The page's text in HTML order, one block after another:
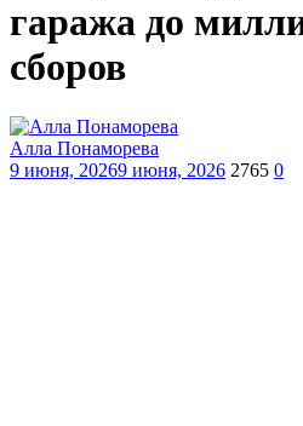
гаража до
сборов
Алла Понаморева
9 июня, 20269 июня, 2026 2765 0